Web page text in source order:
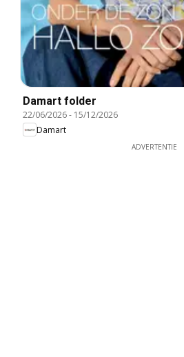
Damart folder
22/06/2026- 15/12/2026
Damart
ADVERTENTIE